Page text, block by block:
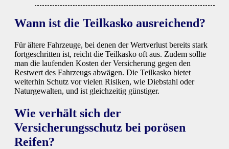
Wann ist die Teilkasko ausreichend?
Für ältere Fahrzeuge, bei denen der Wertverlust bereits stark
fortgeschritten ist, reicht die Teilkasko oft aus. Zudem sollte
man die laufenden Kosten der Versicherung gegen den
Restwert des Fahrzeugs abwägen. Die Teilkasko bietet
weiterhin Schutz vor vielen Risiken, wie Diebstahl oder
Naturgewalten, und ist gleichzeitig günstiger.
Wie verhält sich der
Versicherungsschutz bei porösen
Reifen?